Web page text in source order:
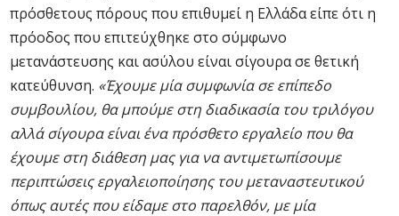
πρόσθετους πόρους που επιθυμεί η Ελλάδα είπε ότι η
πρόοδος που επιτεύχθηκε στο σύμφωνο
μετανάστευσης και ασύλου είναι σίγουρα σε θετική
κατεύθυνση. «Έχουμε μία συμφωνία σε επίπεδο
συμβουλίου, θα μπούμε στη διαδικασία του τριλόγου
αλλά σίγουρα είναι ένα πρόσθετο εργαλείο που θα
έχουμε στη διάθεση μας για να αντιμετωπίσουμε
περιπτώσεις εργαλειοποίησης του μεταναστευτικού
όπως αυτές που είδαμε στο παρελθόν, με μία